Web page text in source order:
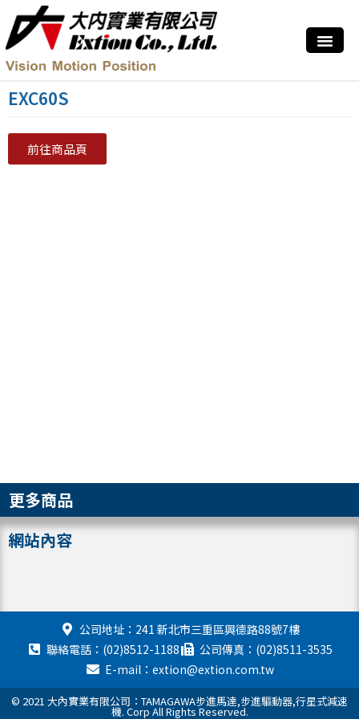
EXC60S
前往商品頁
更多商品
網站內容
公司地址：241 新北市三重區興德路88號7樓
聯絡電話：(02)8512-1188
公司傳真：(02)8511-3535
E-mail：extion@extion.com.tw
© 2021 大內實業有限公司：TAMAGAWA步進馬達,步進驅動器,行星式減速
機. Corp All Rights Reserved.